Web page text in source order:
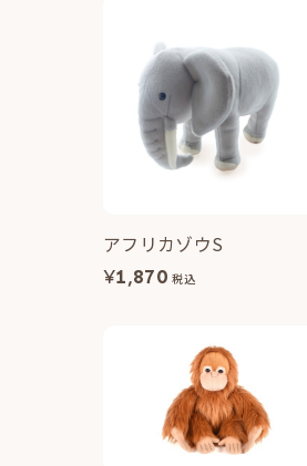
アフリカゾウS
¥1,870 税込